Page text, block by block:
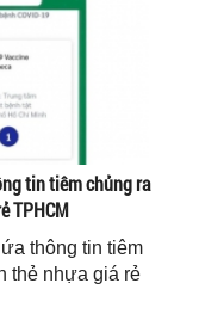
tin tiêm chủng ra
TPHCM
thông tin tiêm
thẻ nhựa giá rẻ